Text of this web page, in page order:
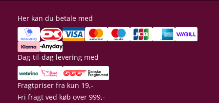
Her kan du betale med
Dag-til-dag levering med
Fragtpriser fra kun 19,-
Fri fragt ved køb over 999,-